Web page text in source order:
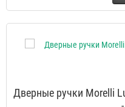
Дверные ручки Morelli